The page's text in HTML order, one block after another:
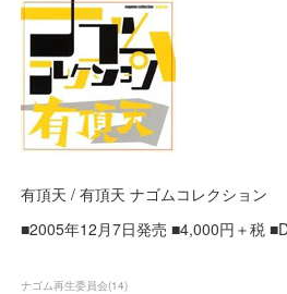
有頂天 / 有頂天 ナゴムコレクション
■2005年12月7日発売 ■4,000円＋税
ナゴム再生委員会(14)